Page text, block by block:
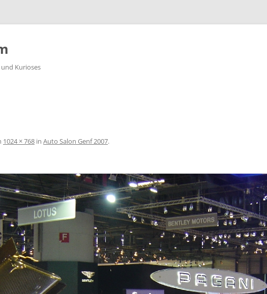
und Kurioses
1024 × 768 in Auto Salon Genf 2007.